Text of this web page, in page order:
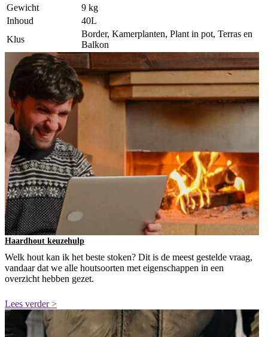
Gewicht
9 kg
Inhoud
40L
Klus
Border, Kamerplanten, Plant in pot, Terras en
Balkon
Haardhout keuzehulp
Welk hout kan ik het beste stoken? Dit is de meest gestelde vraag,
vandaar dat we alle houtsoorten met eigenschappen in een
overzicht hebben gezet.
Lees verder >